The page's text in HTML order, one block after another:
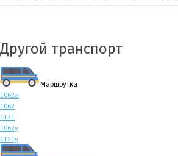
Другой транспорт
Маршрутка
1062а
1062
1121
1062у
1121у